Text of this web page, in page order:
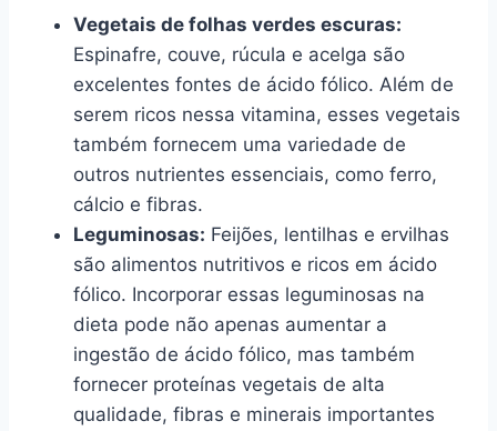
Vegetais de folhas verdes escuras:
Espinafre, couve, rúcula e acelga são
excelentes fontes de ácido fólico. Além de
serem ricos nessa vitamina, esses vegetais
também fornecem uma variedade de
outros nutrientes essenciais, como ferro,
cálcio e fibras.
Leguminosas: Feijões, lentilhas e ervilhas
são alimentos nutritivos e ricos em ácido
fólico. Incorporar essas leguminosas na
dieta pode não apenas aumentar a
ingestão de ácido fólico, mas também
fornecer proteínas vegetais de alta
qualidade, fibras e minerais importantes